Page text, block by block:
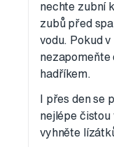
nechte zubní
zubů před
vodu. Pokud
nezapomeňte
hadříkem.
I přes den se
nejlépe čistou
vyhněte